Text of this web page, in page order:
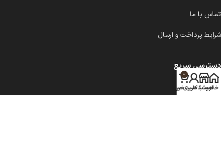
تماس با ما
شرایط پرداخت و ارسال
دسترسی سریع
شمع کلاسیک
خانهفروشگاه
حساب کاربری من
0
سبد خرید